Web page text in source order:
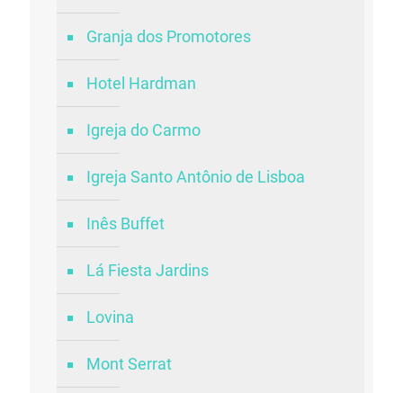
Granja dos Promotores
Hotel Hardman
Igreja do Carmo
Igreja Santo Antônio de Lisboa
Inês Buffet
Lá Fiesta Jardins
Lovina
Mont Serrat